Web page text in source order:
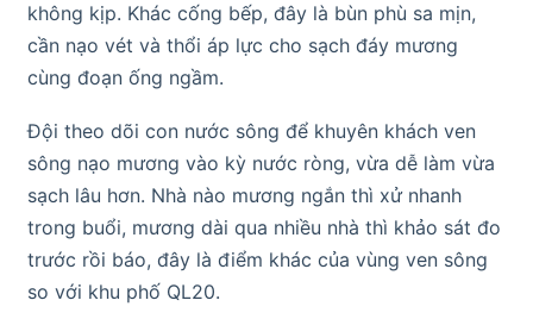
không kịp. Khác cống bếp, đây là bùn phù sa mịn,
cần nạo vét và thổi áp lực cho sạch đáy mương
cùng đoạn ống ngầm.
Đội theo dõi con nước sông để khuyên khách ven
sông nạo mương vào kỳ nước ròng, vừa dễ làm vừa
sạch lâu hơn. Nhà nào mương ngắn thì xử nhanh
trong buổi, mương dài qua nhiều nhà thì khảo sát đo
trước rồi báo, đây là điểm khác của vùng ven sông
so với khu phố QL20.